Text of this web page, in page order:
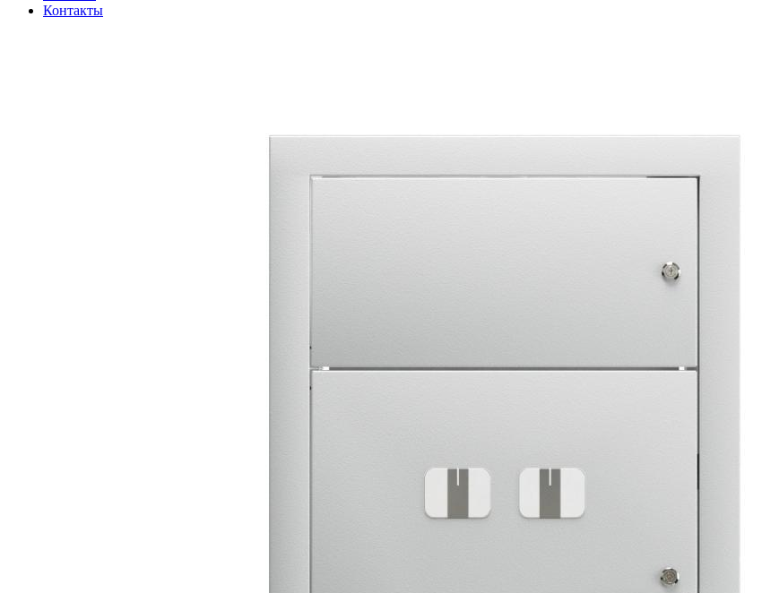
Контакты